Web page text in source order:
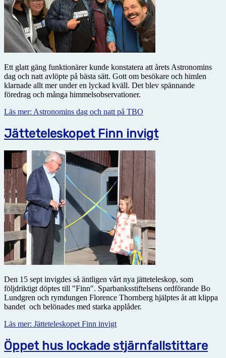
Ett glatt gäng funktionärer kunde konstatera att årets Astronomins
dag och natt avlöpte på bästa sätt. Gott om besökare och himlen
klarnade allt mer under en lyckad kväll. Det blev spännande
föredrag och många himmelsobservationer.
Läs mer: Astronomins dag och natt på TBO
Jätteteleskopet Finn invigt
Den 15 sept invigdes så äntligen vårt nya jätteteleskop, som
följdriktigt döptes till "Finn". Sparbanksstiftelsens ordförande Bo
Lundgren och rymdungen Florence Thornberg hjälptes åt att klippa
bandet och belönades med starka applåder.
Läs mer: Jätteteleskopet Finn invigt
Öppet hus lockade stjärnfallstittare